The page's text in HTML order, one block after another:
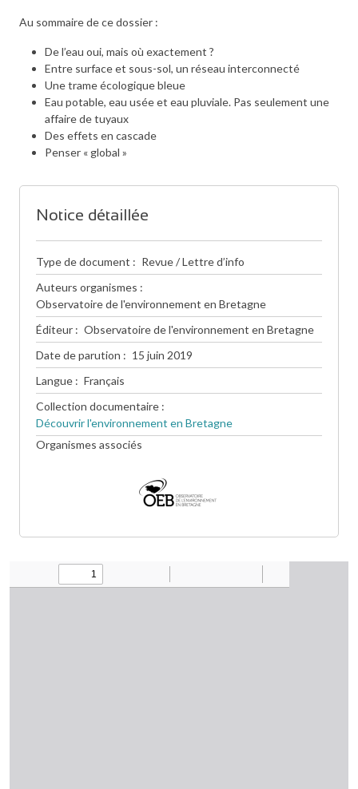
Au sommaire de ce dossier :
De l’eau oui, mais où exactement ?
Entre surface et sous-sol, un réseau interconnecté
Une trame écologique bleue
Eau potable, eau usée et eau pluviale. Pas seulement une
affaire de tuyaux
Des effets en cascade
Penser « global »
Notice détaillée
Type de document
Revue / Lettre d’info
Auteurs organismes
Observatoire de l'environnement en Bretagne
Éditeur
Observatoire de l'environnement en Bretagne
Date de parution
15 juin 2019
Langue
Français
Collection documentaire
Découvrir l'environnement en Bretagne
Organismes associés